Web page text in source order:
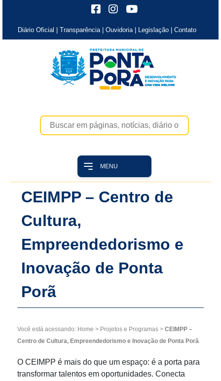
Diário Oficial Transparência| Ouvidoria| Legislação| Contato
MENU
CEIMPP – Centro de
Cultura,
Empreendedorismo e
Inovação de Ponta
Porã
Você está acessando: Home > Projetos e Programas > CEIMPP –
Centro de Cultura, Empreendedorismo e Inovação de Ponta Porã
O CEIMPP é mais do que um espaço: é a porta para
transformar talentos em oportunidades. Conecta